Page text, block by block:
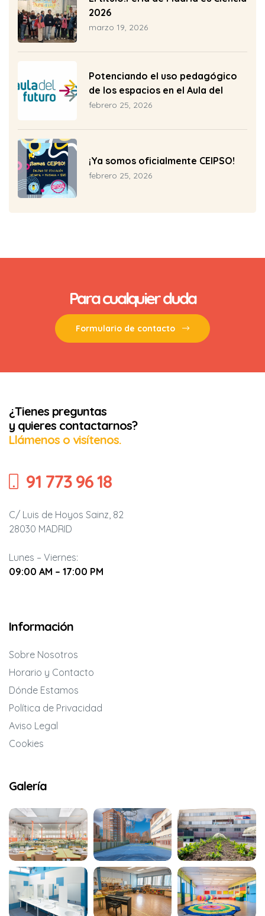
2026
marzo 19, 2026
Potenciando el uso pedagógico
de los espacios en el Aula del
Futuro del CEIP Pío Baroja
febrero 25, 2026
¡Ya somos oficialmente CEIPSO!
febrero 25, 2026
Para cualquier duda
Formulario de contacto
¿Tienes preguntas
y quieres contactarnos?
Llámenos o visítenos.
91 773 96 18
C/ Luis de Hoyos Sainz, 82
28030 MADRID
Lunes – Viernes:
09:00 AM – 17:00 PM
Información
Sobre Nosotros
Horario y Contacto
Dónde Estamos
Política de Privacidad
Aviso Legal
Cookies
Galería
2026-